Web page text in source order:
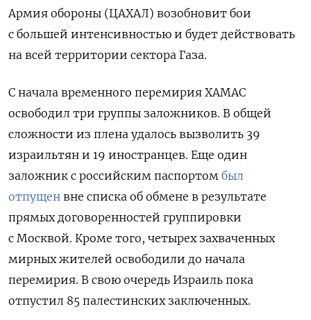
Армия обороны (ЦАХАЛ) возобновит бои
с большей интенсивностью и будет действовать
на всей территории сектора Газа.
С начала временного перемирия ХАМАС
освободил три группы заложников. В общей
сложности из плена удалось вызволить 39
израильтян и 19 иностранцев. Еще один
заложник с российским паспортом был
отпущен вне списка об обмене в результате
прямых договоренностей группировки
с Москвой. Кроме того, четырех захваченных
мирных жителей освободили до начала
перемирия. В свою очередь Израиль пока
отпустил 85 палестинских заключенных.